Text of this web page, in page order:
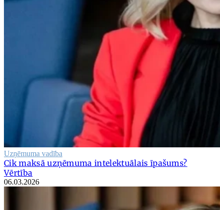
Uzņēmuma vadība
Cik maksā uzņēmuma intelektuālais īpašums?
Vērtība
06.03.2026